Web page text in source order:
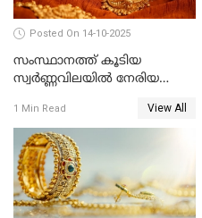
Posted On 14-10-2025
സംസ്ഥാനത്ത് കൂടിയ
സ്വർണ്ണവിലയിൽ നേരിയ
1 Min Read View All